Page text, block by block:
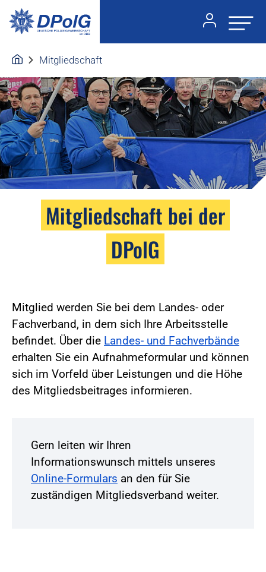
Mitgliedschaft
Foto:Foto: Friedhelm Windmüller
Mitgliedschaft bei der
DPolG
Mitglied werden Sie bei dem Landes- oder
Fachverband, in dem sich Ihre Arbeitsstelle
befindet. Über die Landes- und Fachverbände
erhalten Sie ein Aufnahmeformular und können
sich im Vorfeld über Leistungen und die Höhe
des Mitgliedsbeitrages informieren.
Gern leiten wir Ihren
Informationswunsch mittels unseres
Online-Formulars an den für Sie
zuständigen Mitgliedsverband weiter.